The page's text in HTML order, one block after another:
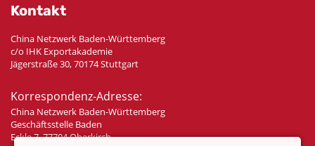
Kontakt
China Netzwerk Baden-Württemberg
c/o IHK Exportakademie
Jägerstraße 30, 70174 Stuttgart
Korrespondenz-Adresse:
China Netzwerk Baden-Württemberg
Geschäftsstelle Baden
Eckle 7, 77704 Oberkirch